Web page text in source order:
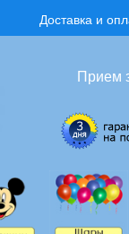
Доставка и
Прием